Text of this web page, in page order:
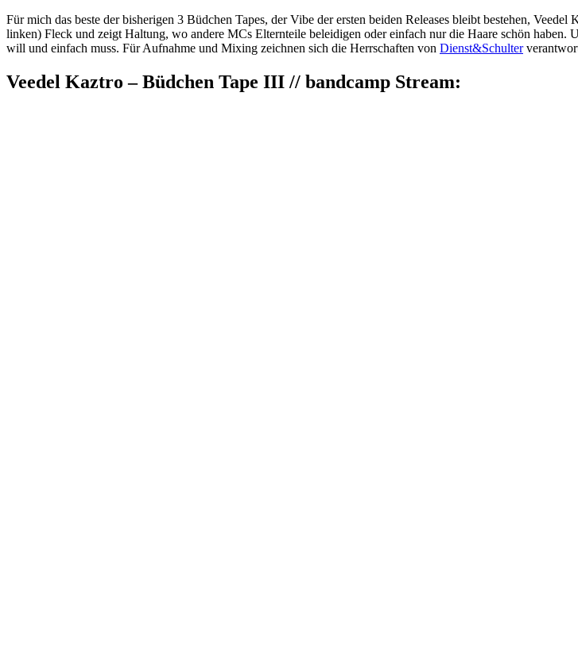
Für mich das beste der bisherigen 3 Büdchen Tapes, der Vibe der ersten beiden Releases bleibt bestehen,
linken) Fleck und zeigt Haltung, wo andere MCs Elternteile beleidigen oder einfach nur die Haare schön
will und einfach muss. Für Aufnahme und Mixing zeichnen sich die Herrschaften von Dienst&Schulter
Veedel Kaztro – Büdchen Tape III // bandcamp Stream: